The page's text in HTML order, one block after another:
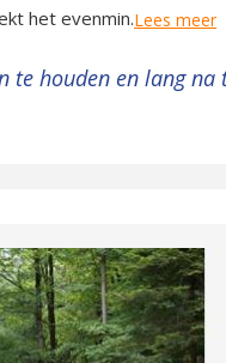
het evenmin.Lees meer
te houden en lang na